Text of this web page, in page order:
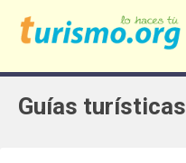
Guías turísticas